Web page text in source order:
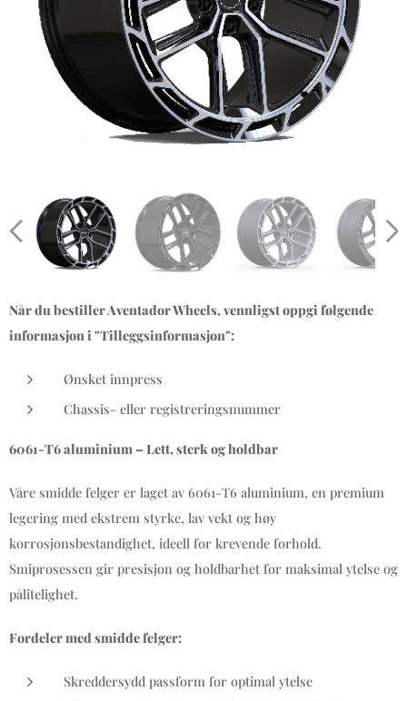
Når du bestiller Aventador Wheels, vennligst oppgi følgende
informasjon i "Tilleggsinformasjon":
Ønsket innpress
Chassis- eller registreringsnummer
6061-T6 aluminium – Lett, sterk og holdbar
Våre smidde felger er laget av 6061-T6 aluminium, en premium
legering med ekstrem styrke, lav vekt og høy
korrosjonsbestandighet, ideell for krevende forhold.
Smiprosessen gir presisjon og holdbarhet for maksimal ytelse og
pålitelighet.
Fordeler med smidde felger:
Skreddersydd passform for optimal ytelse